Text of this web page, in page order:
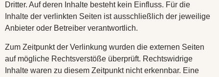
Dritter. Auf deren Inhalte besteht kein Einfluss. Für die
Inhalte der verlinkten Seiten ist ausschließlich der jeweilige
Anbieter oder Betreiber verantwortlich.
Zum Zeitpunkt der Verlinkung wurden die externen Seiten
auf mögliche Rechtsverstöße überprüft. Rechtswidrige
Inhalte waren zu diesem Zeitpunkt nicht erkennbar. Eine